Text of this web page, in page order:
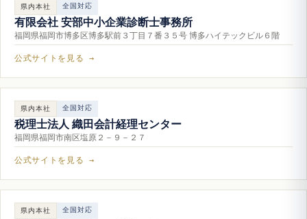
県内本社 全国対応
有限会社 安部中小企業診断士事務所
福岡県福岡市博多区博多駅前３丁目７番３５号 博多ハイテックビル６階
公式サイトを見る →
県内本社 全国対応
税理士法人 織田会計経理センター
福岡県福岡市南区塩原２－９－２７
公式サイトを見る →
県内本社 全国対応